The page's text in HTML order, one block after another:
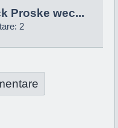
Proske wec...
2